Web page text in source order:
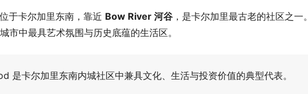
于卡尔加里东南，靠近 Bow River 河谷 ，是卡尔加里最古老的社区之
市中最具艺术氛围与历史底蕴的生活区。
是卡尔加里东南内城社区中兼具文化、生活与投资价值的典型代表。